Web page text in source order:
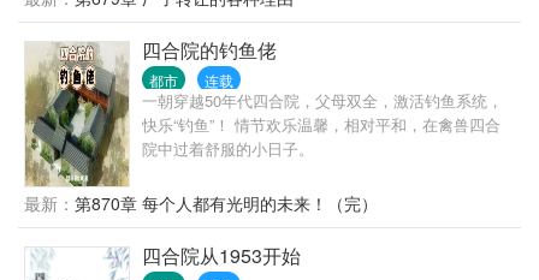
四合院的钓鱼佬
都市 连载
一朝穿越50年代四合院，父母双全，激活钓鱼系统，
快乐“钓鱼”！ 情节欢乐温馨，相对平和，在禽兽四合
院中过着舒服的小日子。
最新： 第870章 每个人都有光明的未来！（完）
四合院从1953开始